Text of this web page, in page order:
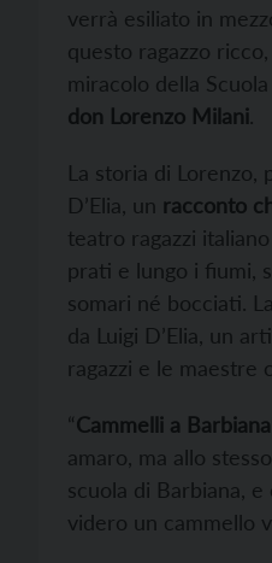
verrà esiliato in
questo ragazzo
miracolo della
don Lorenzo Milani.
La storia di Lorenzo,
D’Elia, un racconto
teatro ragazzi
prati e lungo i fiumi,
somari né bocciati.
da Luigi D’Elia, un
ragazzi e le maestre
“Cammelli a Barbiana
amaro, ma allo
scuola di Barbiana,
videro un cammello